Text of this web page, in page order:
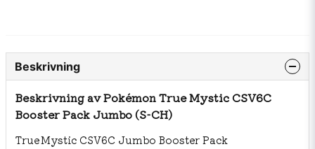
Beskrivning
Beskrivning av Pokémon True Mystic CSV6C
Booster Pack Jumbo (S-CH)
True Mystic CSV6C Jumbo Booster Pack